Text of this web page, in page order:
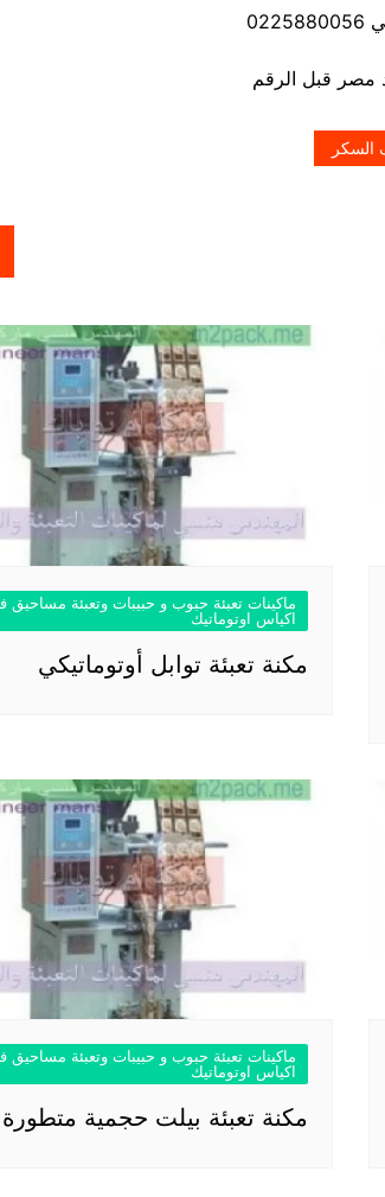
السكر
ماكينات تعبئة حبوب و حبيبات وتعبئة مساحيق
اكياس اوتوماتيك
مكنة تعبئة توابل أوتوماتيكي
ماكينات تعبئة حبوب و حبيبات وتعبئة مساحيق
اكياس اوتوماتيك
مكنة تعبئة بيلت حجمية متطورة